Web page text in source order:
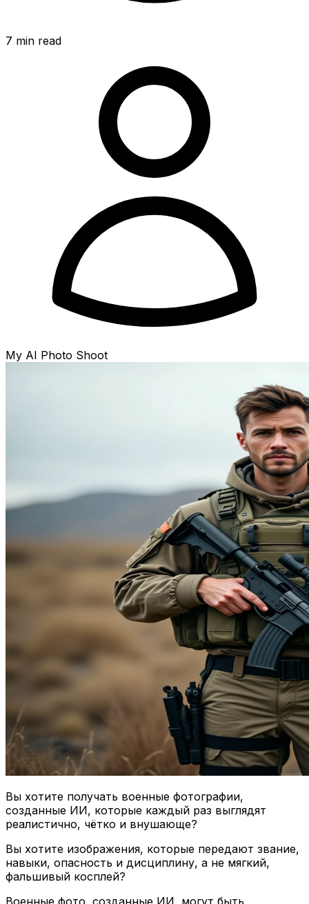
7 min read
My AI Photo Shoot
Вы хотите получать военные фотографии,
созданные ИИ, которые каждый раз выглядят
реалистично, чётко и внушающе?
Вы хотите изображения, которые передают звание,
навыки, опасность и дисциплину, а не мягкий,
фальшивый косплей?
Военные фото, созданные ИИ, могут быть